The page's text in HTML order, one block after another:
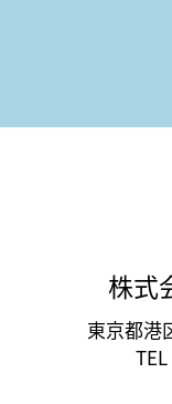
株式
東京都港